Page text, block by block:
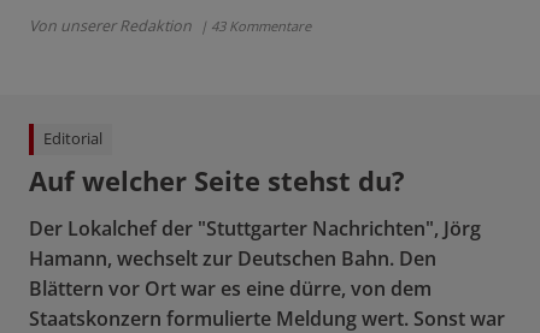
Von unserer Redaktion | 43 Kommentare
Editorial
Auf welcher Seite stehst du?
Der Lokalchef der "Stuttgarter Nachrichten", Jörg
Hamann, wechselt zur Deutschen Bahn. Den
Blättern vor Ort war es eine dürre, von dem
Staatskonzern formulierte Meldung wert. Sonst war